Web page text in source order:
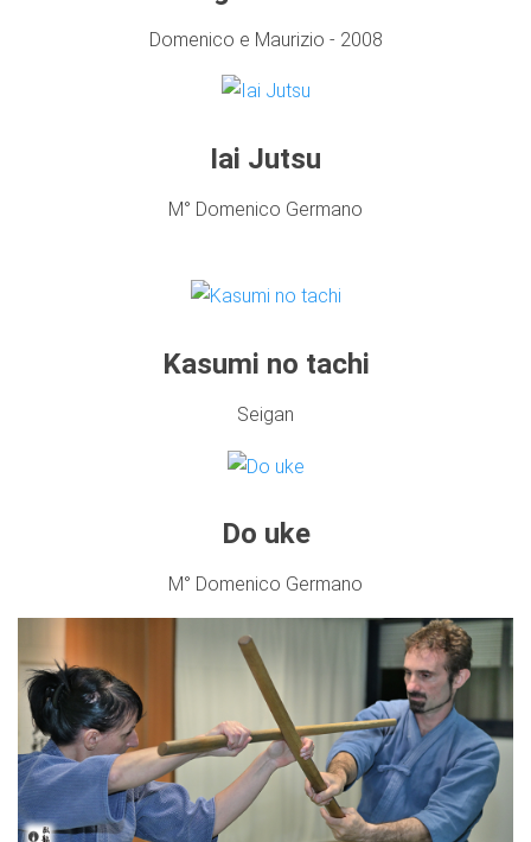
Domenico e Maurizio - 2008
Iai Jutsu
M° Domenico Germano
Kasumi no tachi
Seigan
Do uke
M° Domenico Germano